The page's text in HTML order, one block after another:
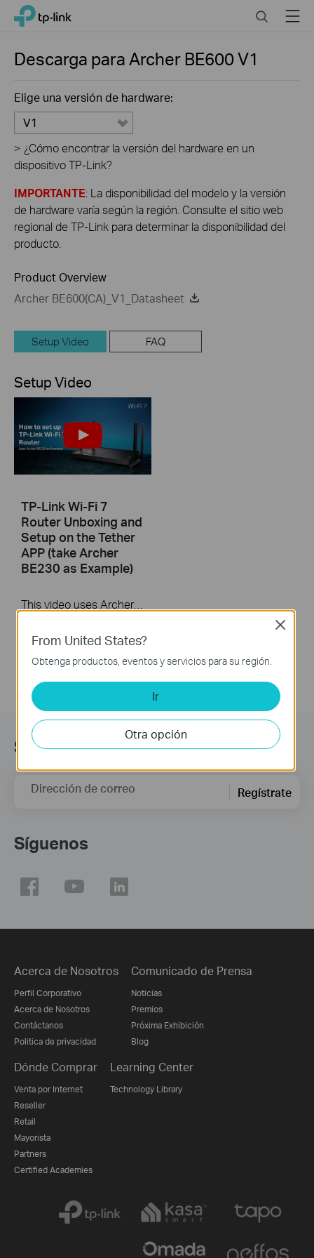
Click
navigation
TP-Link, Reliably Smart SearchMenu
Descarga paraArcher BE600V1
Elige una versión de hardware:
V1
> ¿Cómo encontrar la versión del hardware en un
dispositivo TP-Link?
IMPORTANTE: La disponibilidad del modelo y la versión
de hardware varía según la región. Consulte el sitio web
regional de TP-Link para determinar la disponibilidad del
producto.
Product Overview
Archer BE600(CA)_V1_Datasheet
Setup Video FAQ
Setup Video
TP-Link Wi-Fi 7
Router Unboxing and
Setup on the Tether
APP (take Archer
BE230 as Example)
Suscripción
Dirección de correo Regístrate
Síguenos
Acerca de Nosotros
Perfil Corporativo
Acerca de Nosotros
Contáctanos
Politica de privacidad
Comunicado de Prensa
Noticias
Premios
Próxima Exhibición
Blog
Dónde Comprar
Venta por Internet
Reseller
Retail
Mayorista
Partners
Certified Academies
Learning Center
Technology Library
From United States?
Obtenga productos, eventos y servicios para su región.
Ir
Otra opción
Close